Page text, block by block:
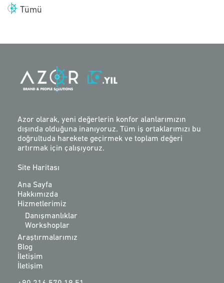
Tümü
Azor olarak, yeni değerlerin konfor alanlarımızın
dışında olduğuna inanıyoruz. Tüm iş ortaklarımızı bu
doğrultuda harekete geçirmek ve toplam değeri
artırmak için çalışıyoruz.
Site Haritası
Ana Sayfa
Hakkımızda
Hizmetlerimiz
Danışmanlıklar
Workshoplar
Araştırmalarımız
Blog
İletişim
İletişim